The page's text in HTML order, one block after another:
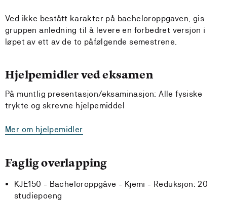
Ved ikke bestått karakter på bacheloroppgaven, gis
gruppen anledning til å levere en forbedret versjon i
løpet av ett av de to påfølgende semestrene.
Hjelpemidler ved eksamen
På muntlig presentasjon/eksaminasjon: Alle fysiske
trykte og skrevne hjelpemiddel
Mer om hjelpemidler
Faglig overlapping
KJE150 - Bacheloroppgåve - Kjemi - Reduksjon: 20
studiepoeng